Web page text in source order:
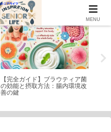
シニアライフ
【完全ガイド】ブラウティア菌
の効能と摂取方法：腸内環境改
善の鍵
MENU